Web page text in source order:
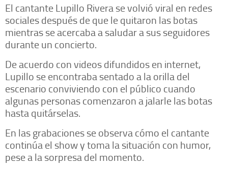
El cantante Lupillo Rivera se volvió viral en redes
sociales después de que le quitaron las botas
mientras se acercaba a saludar a sus seguidores
durante un concierto.
De acuerdo con videos difundidos en internet,
Lupillo se encontraba sentado a la orilla del
escenario conviviendo con el público cuando
algunas personas comenzaron a jalarle las botas
hasta quitárselas.
En las grabaciones se observa cómo el cantante
continúa el show y toma la situación con humor,
pese a la sorpresa del momento.